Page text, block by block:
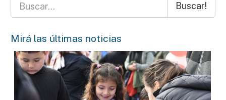
Buscar!
Mirá las últimas noticias